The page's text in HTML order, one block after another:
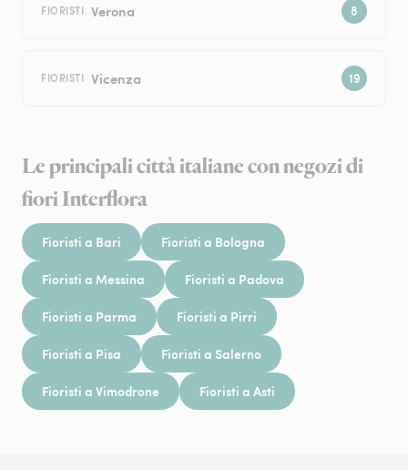
FIORISTI Verona
FIORISTI Vicenza
Le principali città italiane con negozi di
fiori Interflora
Fioristi a Bari Fioristi a Bologna
Fioristi a Messina Fioristi a Padova
Fioristi a Parma Fioristi a Pirri
Fioristi a Pisa Fioristi a Salerno
Fioristi a Vimodrone Fioristi a Asti